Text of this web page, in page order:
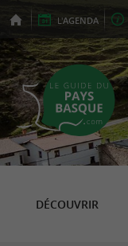
L'AGENDA
DÉCOUVRIR